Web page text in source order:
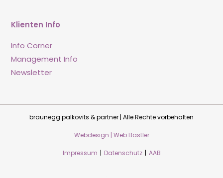
Klienten Info
Info Corner
Management Info
Newsletter
braunegg palkovits & partner | Alle Rechte vorbehalten
Webdesign | Web Bastler
Impressum | Datenschutz | AAB